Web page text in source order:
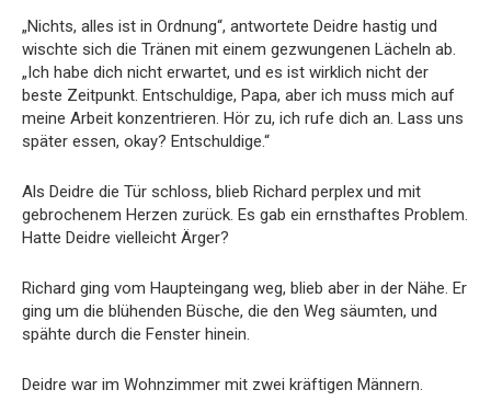
„Nichts, alles ist in Ordnung“, antwortete Deidre hastig und
wischte sich die Tränen mit einem gezwungenen Lächeln ab.
„Ich habe dich nicht erwartet, und es ist wirklich nicht der
beste Zeitpunkt. Entschuldige, Papa, aber ich muss mich auf
meine Arbeit konzentrieren. Hör zu, ich rufe dich an. Lass uns
später essen, okay? Entschuldige.“
Als Deidre die Tür schloss, blieb Richard perplex und mit
gebrochenem Herzen zurück. Es gab ein ernsthaftes Problem.
Hatte Deidre vielleicht Ärger?
Richard ging vom Haupteingang weg, blieb aber in der Nähe. Er
ging um die blühenden Büsche, die den Weg säumten, und
spähte durch die Fenster hinein.
Deidre war im Wohnzimmer mit zwei kräftigen Männern.